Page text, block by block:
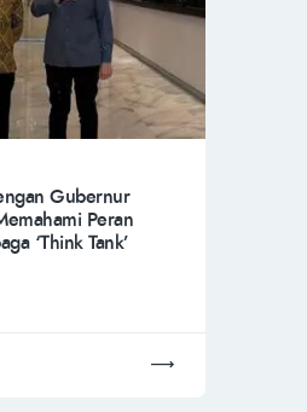
Gubernur
Peran
‘Think Tank’